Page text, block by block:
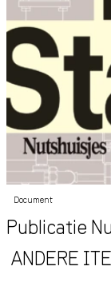
Document
Publicatie
ANDERE